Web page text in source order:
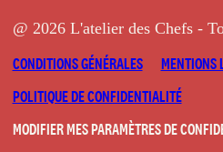
@ 2026 L'atelier des Chefs -
CONDITIONS GÉNÉRALES
MENTIONS
POLITIQUE DE CONFIDENTIALITÉ
MODIFIER MES PARAMÈTRES DE